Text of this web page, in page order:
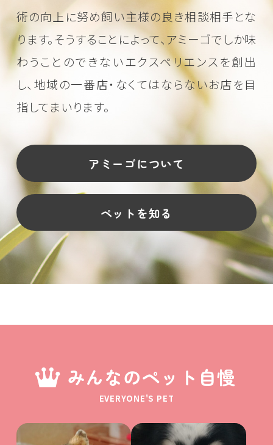
術の向上に努め飼い主様の良き相談相手とな
ります。そうすることによって、アミーゴでしか味
わうことのできないエクスペリエンスを創出
し、地域の一番店・なくてはならないお店を目
指してまいります。
アミーゴについて
ペットを知る
みんなのペット自慢
EVERYONE'S PET